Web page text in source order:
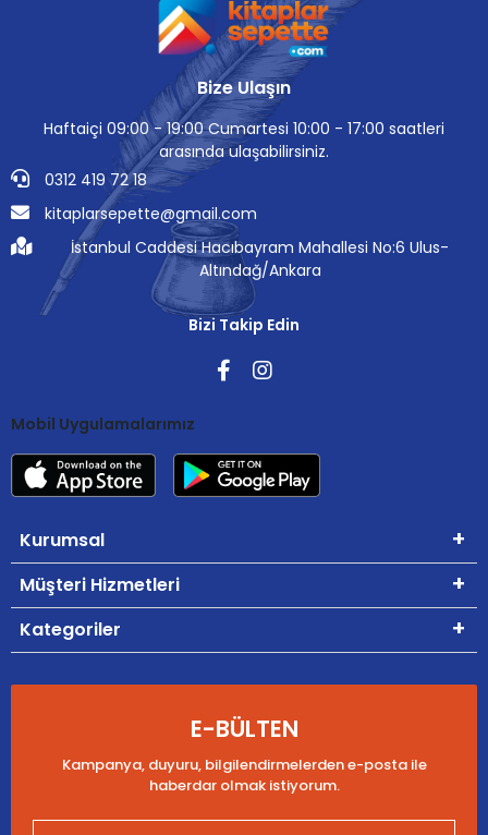
Bize Ulaşın
Haftaiçi 09:00 - 19:00 Cumartesi 10:00 - 17:00 saatleri
arasında ulaşabilirsiniz.
0312 419 72 18
kitaplarsepette@gmail.com
İstanbul Caddesi Hacıbayram Mahallesi No:6 Ulus-
Altındağ/Ankara
Bizi Takip Edin
Mobil Uygulamalarımız
Kurumsal
Müşteri Hizmetleri
Kategoriler
E-BÜLTEN
Kampanya, duyuru, bilgilendirmelerden e-posta ile
haberdar olmak istiyorum.